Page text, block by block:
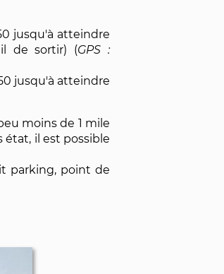
jusqu'à atteindre
de sortir) (
jusqu'à atteindre
moins de 1 mile
état, il est possible
parking, point de